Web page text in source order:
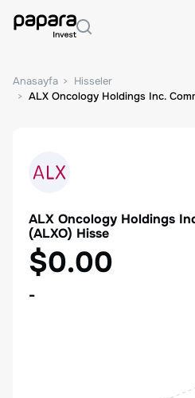
Anasayfa
Hisseler
ALX Oncology Holdings Inc.
ALX Oncology Holdings
(ALXO) Hisse
$0.00
-